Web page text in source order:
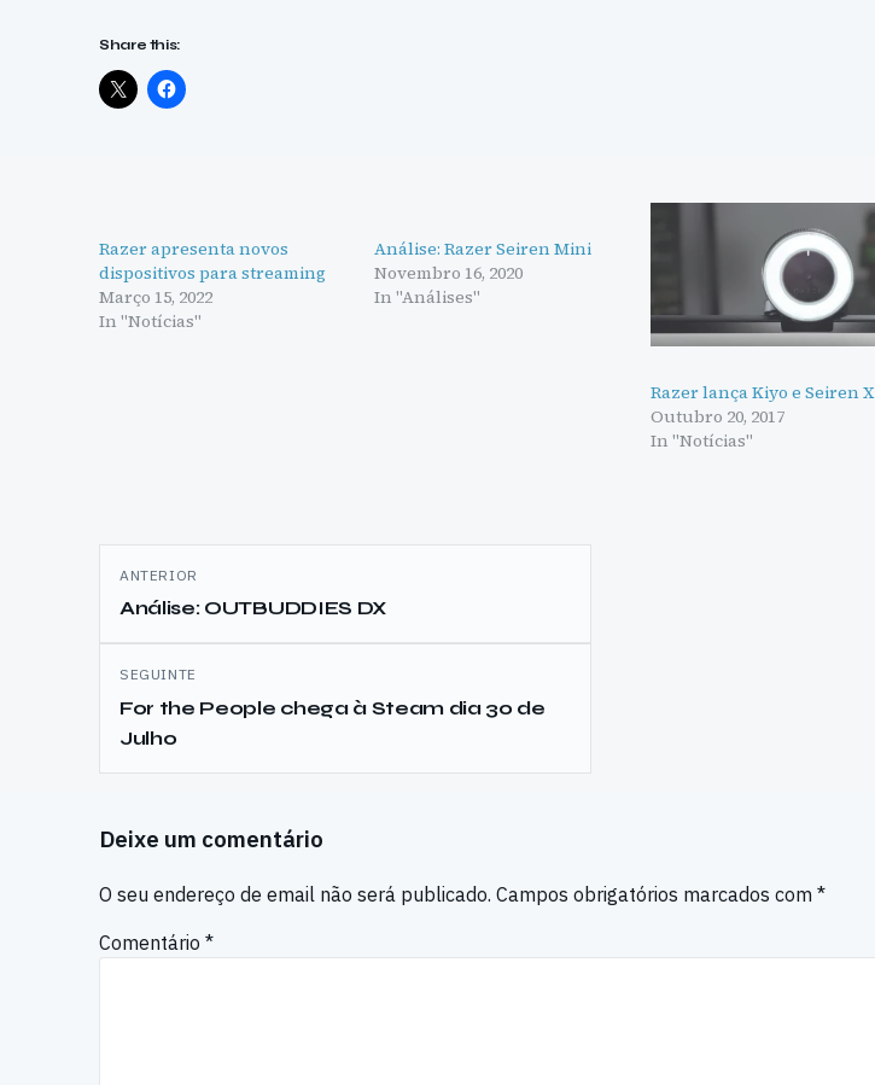
Share this:
Razer apresenta novos
dispositivos para streaming
Março 15, 2022
In "Notícias"
Análise: Razer Seiren Mini
Novembro 16, 2020
In "Análises"
Razer lança Kiyo e Seiren X
Outubro 20, 2017
In "Notícias"
Navegação
de
artigos
ANTERIOR
Análise: OUTBUDDIES DX
SEGUINTE
For the People chega à Steam dia 30 de
Julho
Deixe um comentário
O seu endereço de email não será publicado. Campos obrigatórios marcados com *
Comentário *